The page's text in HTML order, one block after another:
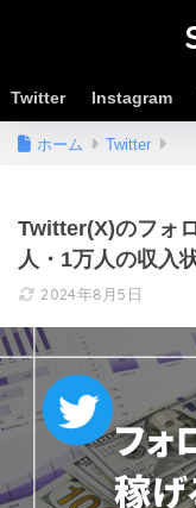
Twitter Instagram
ホーム Twitter
Twitter(X)のフォ
人・1万人の収入
2024年8月5日